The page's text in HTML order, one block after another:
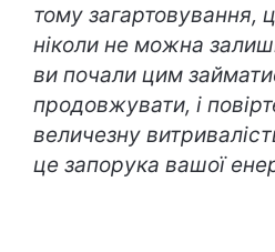
тому загартовування,
ніколи не можна
ви почали цим
продовжувати, і
величезну
це запорука вашої